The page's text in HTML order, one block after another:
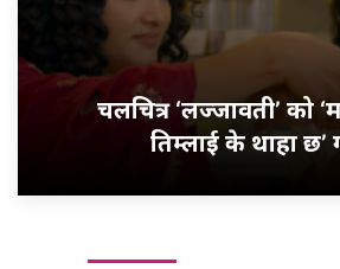
चलचित्र ‘लज्जावती’ को
तिम्लाई के थाहा छ’